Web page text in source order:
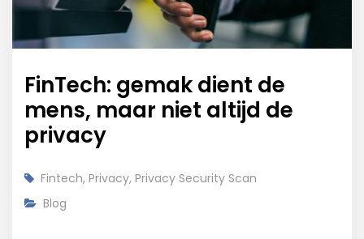
FinTech: gemak dient de
mens, maar niet altijd de
privacy
Fintech, Privacy, Privacy Security Scan
Blog